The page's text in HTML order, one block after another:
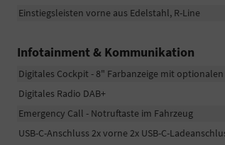
Einstiegsleisten vorne aus Edelstahl, R-Line
Infotainment & Kommunikation
Digitales Cockpit - 8" Farbanzeige mit
Digitales Radio DAB+
Emergency Call - Notruftaste im Fahrzeug
USB-C-Anschluss 2x vorne 2x USB-C-